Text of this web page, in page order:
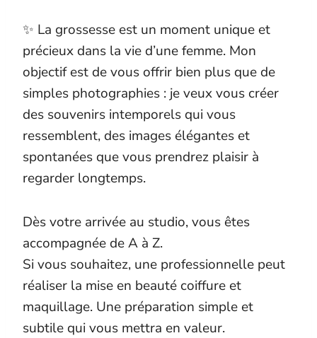
✨ La grossesse est un moment unique et
précieux dans la vie d’une femme. Mon
objectif est de vous offrir bien plus que de
simples photographies : je veux vous créer
des souvenirs intemporels qui vous
ressemblent, des images élégantes et
spontanées que vous prendrez plaisir à
regarder longtemps.
Dès votre arrivée au studio, vous êtes
accompagnée de A à Z.
Si vous souhaitez, une professionnelle peut
réaliser la mise en beauté coiffure et
maquillage. Une préparation simple et
subtile qui vous mettra en valeur.